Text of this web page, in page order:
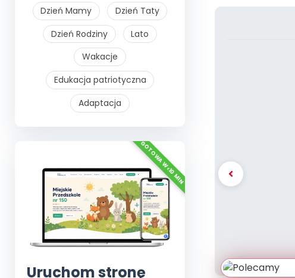
Dzień Mamy
Dzień Taty
Dzień Rodziny
Lato
Wakacje
Edukacja patriotyczna
Adaptacja
Uruchom stronę